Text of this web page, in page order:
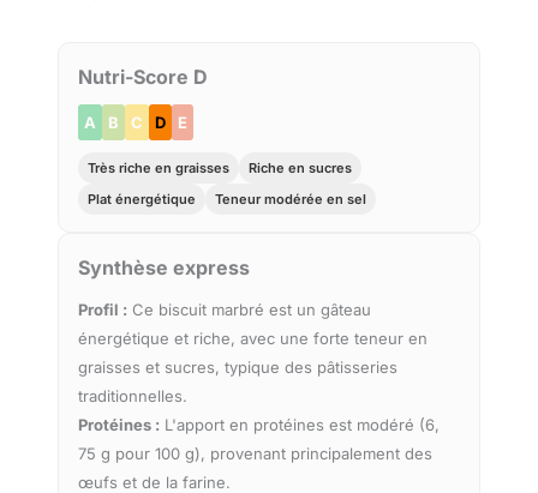
Nutri-Score D
A B C D E
Très riche en graisses
Riche en sucres
Plat énergétique
Teneur modérée en sel
Synthèse express
Profil : Ce biscuit marbré est un gâteau
énergétique et riche, avec une forte teneur en
graisses et sucres, typique des pâtisseries
traditionnelles.
Protéines : L'apport en protéines est modéré (6,
75 g pour 100 g), provenant principalement des
œufs et de la farine.